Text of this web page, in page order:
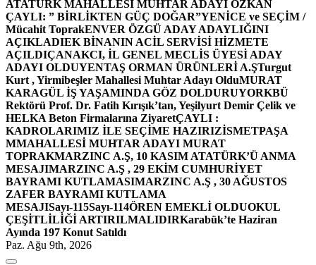
ATATÜRK MAHALLESİ MUHTAR ADAYI ÖZKAN
ÇAYLI: ” BİRLİKTEN GÜÇ DOĞAR”YENİCE ve SEÇİM /
Mücahit ToprakENVER ÖZGÜ ADAY ADAYLIĞINI
AÇIKLADIEK BİNANIN ACİL SERVİSİ HİZMETE
AÇILDIÇANAKCI, İL GENEL MECLİS ÜYESİ ADAY
ADAYI OLDUYENTAŞ ORMAN ÜRÜNLERİ A.ŞTurgut
Kurt , Yirmibeşler Mahallesi Muhtar Adayı OlduMURAT
KARAGÜL İŞ YAŞAMINDA GÖZ DOLDURUYORKBÜ
Rektörü Prof. Dr. Fatih Kırışık’tan, Yeşilyurt Demir Çelik ve
HELKA Beton Firmalarına ZiyaretÇAYLI :
KADROLARIMIZ İLE SEÇİME HAZIRIZİSMETPAŞA
MMAHALLESİ MUHTAR ADAYI MURAT
TOPRAKMARZINC A.Ş, 10 KASIM ATATÜRK’Ü ANMA
MESAJIMARZINC A.Ş , 29 EKİM CUMHURİYET
BAYRAMI KUTLAMASIMARZINC A.Ş , 30 AĞUSTOS
ZAFER BAYRAMI KUTLAMA
MESAJISayı-115Sayı-114ÖREN EMEKLİ OLDUOKUL
ÇEŞİTLİLİĞİ ARTIRILMALIDIRKarabük’te Haziran
Ayında 197 Konut Satıldı
Paz. Ağu 9th, 2026